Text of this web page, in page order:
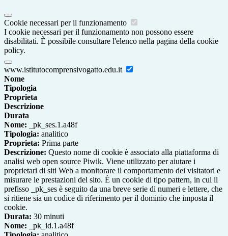
Cookie necessari per il funzionamento
I cookie necessari per il funzionamento non possono essere
disabilitati. È possibile consultare l'elenco nella pagina della cookie
policy.
www.istitutocomprensivogatto.edu.it
Nome
Tipologia
Proprieta
Descrizione
Durata
Nome: _pk_ses.1.a48f
Tipologia: analitico
Proprieta: Prima parte
Descrizione: Questo nome di cookie è associato alla piattaforma di
analisi web open source Piwik. Viene utilizzato per aiutare i
proprietari di siti Web a monitorare il comportamento dei visitatori e
misurare le prestazioni del sito. È un cookie di tipo pattern, in cui il
prefisso _pk_ses è seguito da una breve serie di numeri e lettere, che
si ritiene sia un codice di riferimento per il dominio che imposta il
cookie.
Durata: 30 minuti
Nome: _pk_id.1.a48f